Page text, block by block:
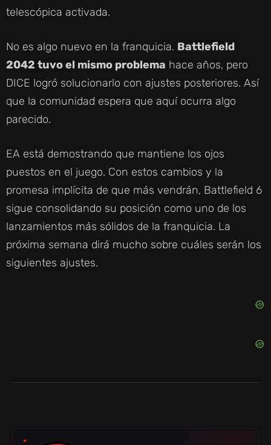
telescópica activada.
No es algo nuevo en la franquicia. Battlefield
2042 tuvo el mismo problema hace años, pero
DICE logró solucionarlo con ajustes posteriores. Así
que la comunidad espera que aquí ocurra algo
parecido.
EA está demostrando que mantiene los ojos
puestos en el juego. Con estos cambios y la
promesa implícita de que más vendrán, Battlefield 6
sigue consolidando su posición como uno de los
lanzamientos más sólidos de la franquicia. La
próxima semana dirá mucho sobre cuáles serán los
siguientes ajustes.